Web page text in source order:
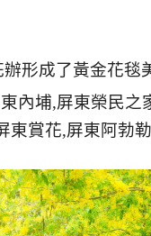
形成了黃金花毯